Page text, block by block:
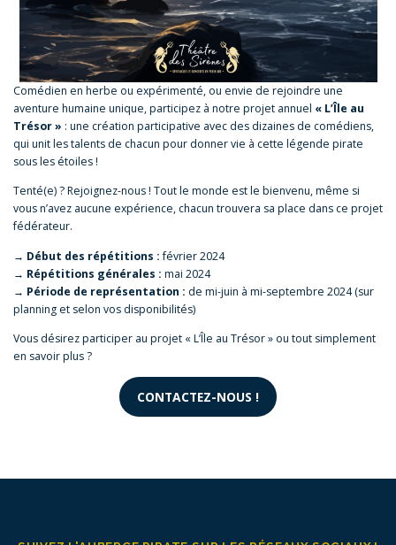
Comédien en herbe ou expérimenté, ou envie de rejoindre une
aventure humaine unique, participez à notre projet annuel « L’Île au
Trésor » : une création participative avec des dizaines de comédiens,
qui unit les talents de chacun pour donner vie à cette légende pirate
sous les étoiles !
Tenté(e) ? Rejoignez-nous ! Tout le monde est le bienvenu, même si
vous n’avez aucune expérience, chacun trouvera sa place dans ce projet
fédérateur.
→ Début des répétitions :février 2024
→ Répétitions générales : mai 2024
→ Période de représentation : de mi-juin à mi-septembre 2024 (sur
planning et selon vos disponibilités)
Vous désirez participer au projet « L’Île au Trésor » ou tout simplement
en savoir plus ?
CONTACTEZ-NOUS !